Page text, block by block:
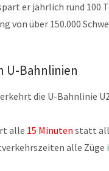
er jährlich rund 100
von über 150.000
U-Bahnlinien
die U-Bahnlinie
alle 15 Minuten statt
alle Züge